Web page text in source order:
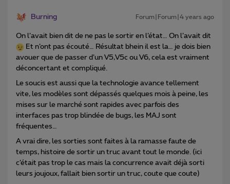
Burning Forum|Forum|4 years ago
On l’avait bien dit de ne pas le sortir en l’état… On l’avait dit
Et n’ont pas écouté… Résultat bhein il est la… je dois bien
avouer que de passer d’un V5,V5c ou V6, cela est vraiment
déconcertant et compliqué.
Le soucis est aussi que la technologie avance tellement
vite, les modèles sont dépassés quelques mois à peine, les
mises sur le marché sont rapides avec parfois des
interfaces pas trop blindée de bugs, les MAJ sont
fréquentes…
A vrai dire, les sorties sont faites à la ramasse faute de
temps, histoire de sortir un truc avant tout le monde. (ici
c’était pas trop le cas mais la concurrence avait déjà sorti
leurs joujoux, fallait bien sortir un truc, coute que coute)